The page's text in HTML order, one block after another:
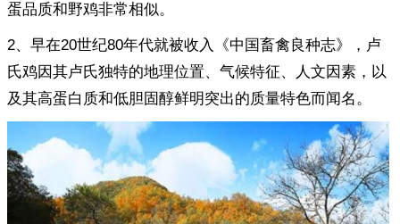
蛋品质和野鸡非常相似。
2、早在20世纪80年代就被收入《中国畜禽良种志》，卢
氏鸡因其卢氏独特的地理位置、气候特征、人文因素，以
及其高蛋白质和低胆固醇鲜明突出的质量特色而闻名。